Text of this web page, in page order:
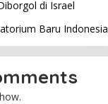
di Israel
Baru Indonesia